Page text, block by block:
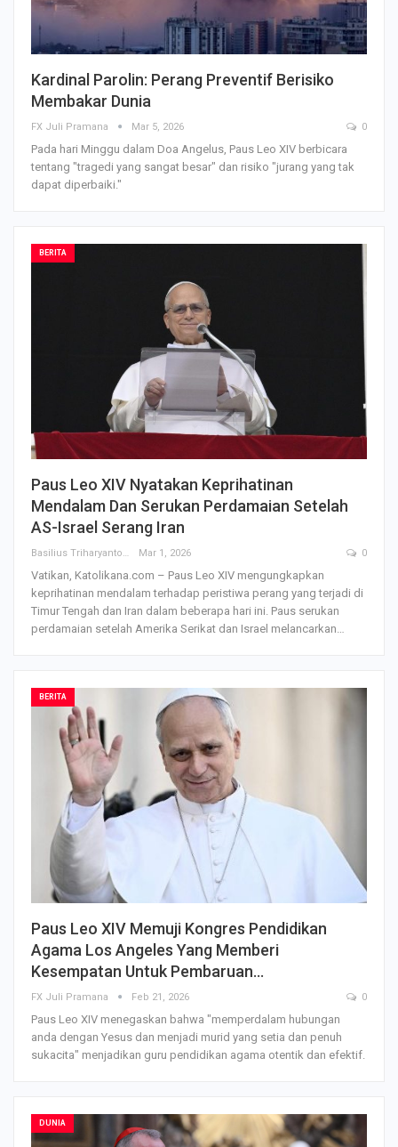
Kardinal Parolin: Perang Preventif Berisiko
Membakar Dunia
FX Juli Pramana Mar 5, 2026 0
Pada hari Minggu dalam Doa Angelus, Paus Leo XIV berbicara
tentang "tragedi yang sangat besar" dan risiko "jurang yang tak
dapat diperbaiki."
BERITA
Paus Leo XIV Nyatakan Keprihatinan
Mendalam Dan Serukan Perdamaian Setelah
AS-Israel Serang Iran
Basilius Triharyanto Mar 1, 2026 0
Vatikan, Katolikana.com – Paus Leo XIV mengungkapkan
keprihatinan mendalam terhadap peristiwa perang yang terjadi di
Timur Tengah dan Iran dalam beberapa hari ini. Paus serukan
perdamaian setelah Amerika Serikat dan Israel melancarkan
BERITA
Paus Leo XIV Memuji Kongres Pendidikan
Agama Los Angeles Yang Memberi
Kesempatan Untuk Pembaruan…
FX Juli Pramana Feb 21, 2026 0
Paus Leo XIV menegaskan bahwa "memperdalam hubungan
anda dengan Yesus dan menjadi murid yang setia dan penuh
sukacita" menjadikan guru pendidikan agama otentik dan efektif.
DUNIA